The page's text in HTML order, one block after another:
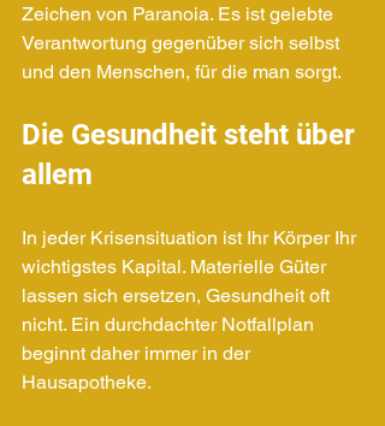
Zeichen von Paranoia. Es ist gelebte
Verantwortung gegenüber sich selbst
und den Menschen, für die man sorgt.
Die Gesundheit steht über
allem
In jeder Krisensituation ist Ihr Körper Ihr
wichtigstes Kapital. Materielle Güter
lassen sich ersetzen, Gesundheit oft
nicht. Ein durchdachter Notfallplan
beginnt daher immer in der
Hausapotheke.